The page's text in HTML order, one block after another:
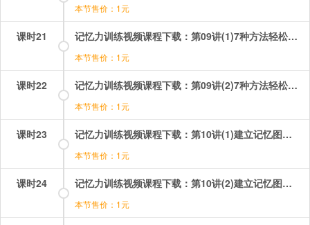
本节售价：1元
课时21 记忆力训练视频课程下载：第09讲(1)7种方法轻松记理综 第1段.mp4
本节售价：1元
课时22 记忆力训练视频课程下载：第09讲(2)7种方法轻松记理综 第2段.mp4
本节售价：1元
课时23 记忆力训练视频课程下载：第10讲(1)建立记忆图书馆 第1段.mp4
本节售价：1元
课时24 记忆力训练视频课程下载：第10讲(2)建立记忆图书馆 第2段.mp4
本节售价：1元